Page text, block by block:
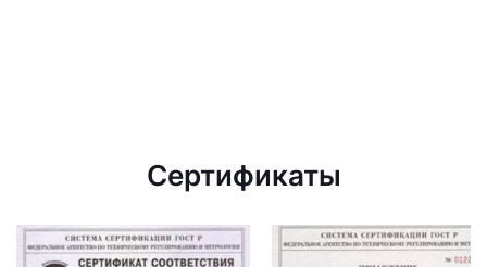
Сертификаты